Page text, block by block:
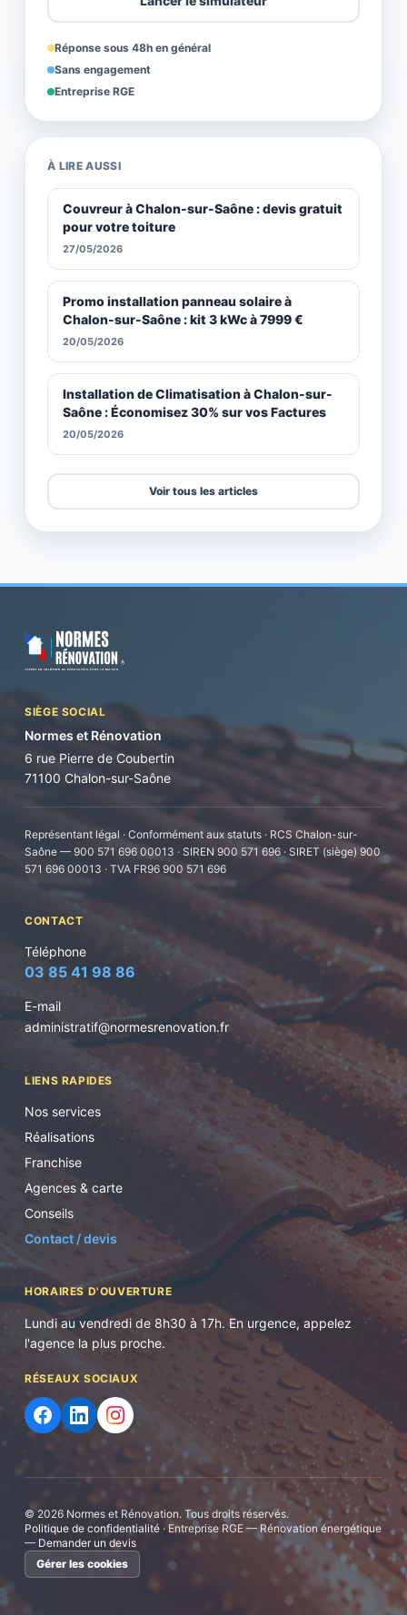
Réponse sous 48h en général
Sans engagement
Entreprise RGE
À LIRE AUSSI
Couvreur à Chalon-sur-Saône : devis gratuit
pour votre toiture
27/05/2026
Promo installation panneau solaire à
Chalon-sur-Saône : kit 3 kWc à 7999 €
20/05/2026
Installation de Climatisation à Chalon-sur-
Saône : Économisez 30% sur vos Factures
20/05/2026
Voir tous les articles
SIÈGE SOCIAL
Normes et Rénovation
6 rue Pierre de Coubertin
71100 Chalon-sur-Saône
Représentant légal · Conformément aux statuts · RCS Chalon-sur-
Saône — 900 571 696 00013 · SIREN 900 571 696 · SIRET (siège) 900
571 696 00013 · TVA FR96 900 571 696
CONTACT
Téléphone
03 85 41 98 86
E-mail
administratif@normesrenovation.fr
LIENS RAPIDES
Nos services
Réalisations
Franchise
Agences & carte
Conseils
Contact / devis
HORAIRES D'OUVERTURE
Lundi au vendredi de 8h30 à 17h. En urgence, appelez
l'agence la plus proche.
RÉSEAUX SOCIAUX
©2026 Normes et Rénovation. Tous droits réservés.
Politique de confidentialité · Entreprise RGE — Rénovation énergétique
— Demander un devis
Gérer les cookies